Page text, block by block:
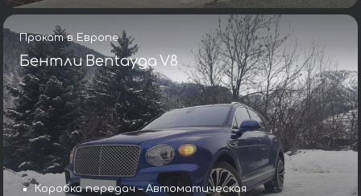
Прокат в Европе
Бентли Bentayga V8
Коробка передач – Автоматическая